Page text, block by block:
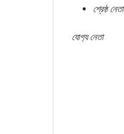
শ্রেষ্ঠ নেতা
যোগ‍্য নেতা